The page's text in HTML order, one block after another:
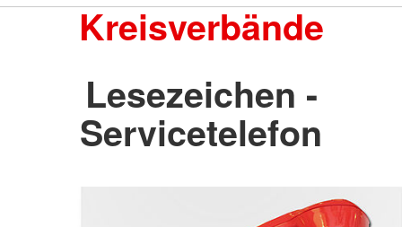
Kreisverbände
Lesezeichen -
Servicetelefon